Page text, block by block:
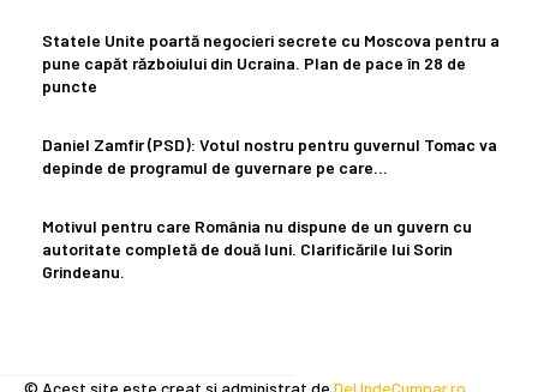
Statele Unite poartă negocieri secrete cu Moscova pentru a
pune capăt războiului din Ucraina. Plan de pace în 28 de
puncte
Daniel Zamfir (PSD): Votul nostru pentru guvernul Tomac va
depinde de programul de guvernare pe care…
Motivul pentru care România nu dispune de un guvern cu
autoritate completă de două luni. Clarificările lui Sorin
Grindeanu.
© Acest site este creat si administrat de DeUndeCumpar.ro